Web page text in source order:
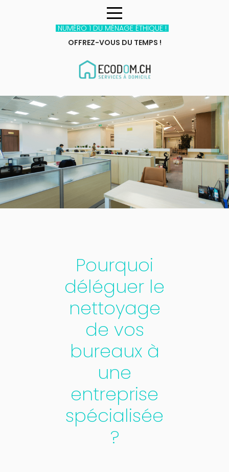
NUMÉRO 1 DU MÉNAGE ÉTHIQUE !
OFFREZ-VOUS DU TEMPS !
Pourquoi
déléguer le
nettoyage
de vos
bureaux à
une
entreprise
spécialisée
?